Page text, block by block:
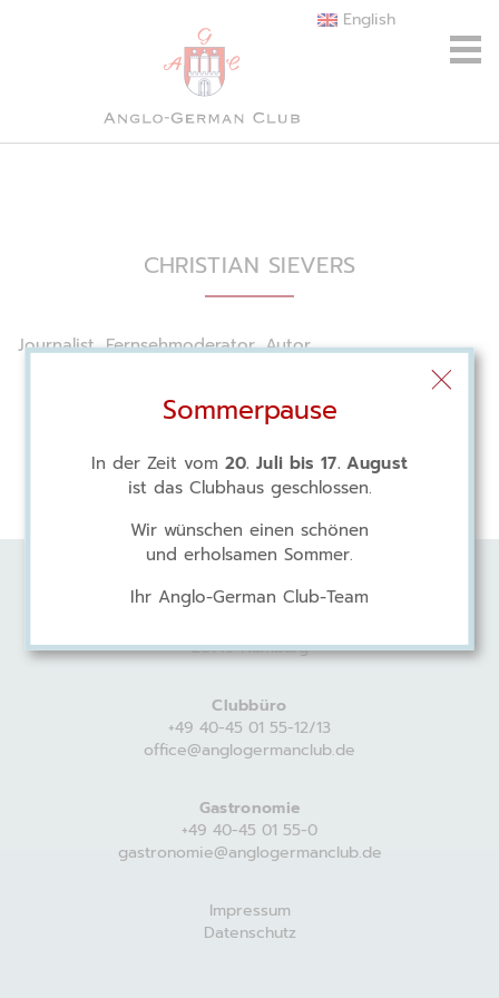
English
CHRISTIAN SIEVERS
Journalist, Fernsehmoderator, Autor
Anglo-German Club
20149 Hamburg
Clubbüro
+49 40-45 01 55-12/13
office@anglogermanclub.de
Gastronomie
+49 40-45 01 55-0
gastronomie@anglogermanclub.de
Impressum
Datenschutz
Sommerpause
In der Zeit vom 20. Juli bis 17. August
ist das Clubhaus geschlossen.
Wir wünschen einen schönen
und erholsamen Sommer.
Ihr Anglo-German Club-Team